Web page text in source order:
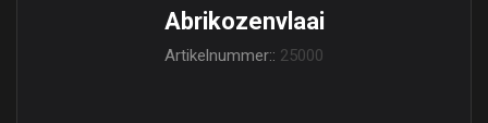
Abrikozenvlaai
Artikelnummer:: 25000